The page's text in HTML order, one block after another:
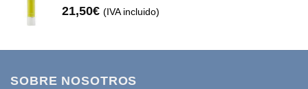
21,50€ (IVA incluido)
SOBRE NOSOTROS